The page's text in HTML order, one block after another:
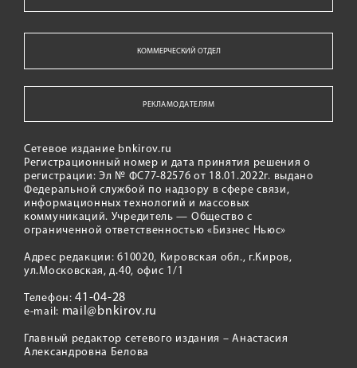
КОММЕРЧЕСКИЙ ОТДЕЛ
РЕКЛАМОДАТЕЛЯМ
Сетевое издание bnkirov.ru
Регистрационный номер и дата принятия решения о
регистрации: Эл № ФС77-82576 от 18.01.2022г. выдано
Федеральной службой по надзору в сфере связи,
информационных технологий и массовых
коммуникаций. Учредитель — Общество с
ограниченной ответственностью «Бизнес Ньюс»
Адрес редакции: 610020, Кировская обл., г.Киров,
ул.Московская, д.40, офис 1/1
Телефон:41-04-28
e-mail: mail@bnkirov.ru
Главный редактор сетевого издания – Анастасия
Александровна Белова